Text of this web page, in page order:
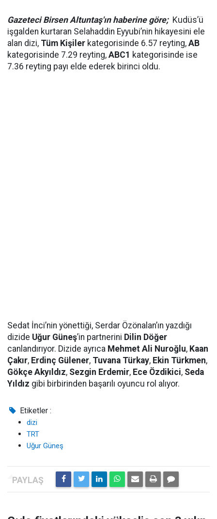
Gazeteci Birsen Altuntaş'ın haberine göre;Kudüs’ü
işgalden kurtaran Selahaddin Eyyubi’nin hikayesini ele
alan dizi, Tüm Kişiler kategorisinde 6.57 reyting, AB
kategorisinde 7.29 reyting, ABC1 kategorisinde ise
7.36 reyting payı elde ederek birinci oldu.
Sedat İnci’nin yönettiği, Serdar Özönalan’ın yazdığı
dizide Uğur Güneş’in partnerini Dilin Döğer
canlandırıyor. Dizide ayrıca Mehmet Ali Nuroğlu, Kaan
Çakır, Erdinç Gülener, Tuvana Türkay, Ekin Türkmen,
Gökçe Akyıldız, Sezgin Erdemir, Ece Özdikici, Seda
Yıldız gibi birbirinden başarılı oyuncu rol alıyor.
Etiketler :
dizi
TRT
Uğur Güneş